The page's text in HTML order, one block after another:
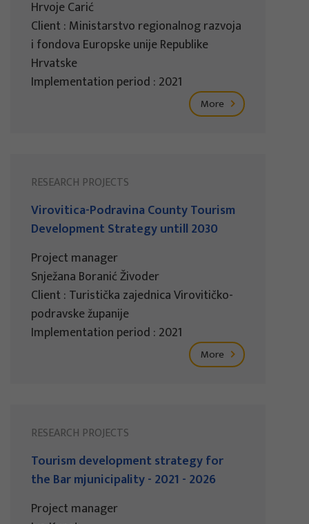
Hrvoje Carić
Client : Ministarstvo regionalnog razvoja
i fondova Europske unije Republike
Hrvatske
Implementation period : 2021
More
RESEARCH PROJECTS
Virovitica-Podravina County Tourism
Development Strategy untill 2030
Project manager
Snježana Boranić Živoder
Client : Turistička zajednica Virovitičko-
podravske županije
Implementation period : 2021
More
RESEARCH PROJECTS
Tourism development strategy for
the Bar mjunicipality - 2021 - 2026
Project manager